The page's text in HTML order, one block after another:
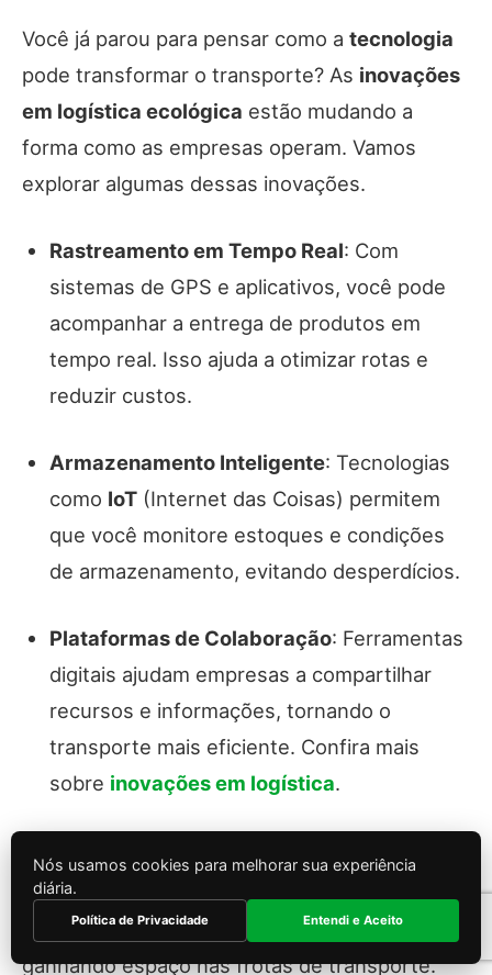
Você já parou para pensar como a tecnologia
pode transformar o transporte? As inovações
em logística ecológica estão mudando a
forma como as empresas operam. Vamos
explorar algumas dessas inovações.
Rastreamento em Tempo Real: Com
sistemas de GPS e aplicativos, você pode
acompanhar a entrega de produtos em
tempo real. Isso ajuda a otimizar rotas e
reduzir custos.
Armazenamento Inteligente: Tecnologias
como IoT (Internet das Coisas) permitem
que você monitore estoques e condições
de armazenamento, evitando desperdícios.
Plataformas de Colaboração: Ferramentas
digitais ajudam empresas a compartilhar
recursos e informações, tornando o
transporte mais eficiente. Confira mais
sobre inovações em logística.
Veículos Elétricos e Híbridos
veículos elétricos e híbridosestão
ganhando espaço nas frotas de transporte.
Nós usamos cookies para melhorar sua experiência
diária.
Política de Privacidade Entendi e Aceito